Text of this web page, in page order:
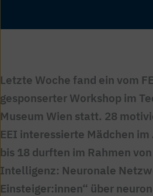
Letzte Woche fand ein vom
gesponserter Workshop im
Museum Wien statt. 28
EEI interessierte Mädchen
bis 18 durften im Rahmen
Intelligenz: Neuronale
Einsteiger:innen“ über